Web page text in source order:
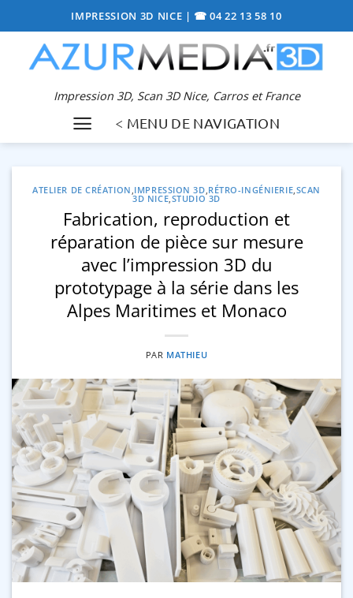
au
contenu
IMPRESSION 3D NICE | ☎ 04 22 13 58 10
Impression 3D, Scan 3D Nice, Carros et France
< MENU DE NAVIGATION
ATELIER DE CRÉATION ,IMPRESSION 3D,RÉTRO-INGÉNIERIE,SCAN
3D NICE,STUDIO 3D
Fabrication, reproduction et
réparation de pièce sur mesure
avec l’impression 3D du
prototypage à la série dans les
Alpes Maritimes et Monaco
PAR MATHIEU